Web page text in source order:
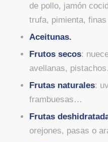
de pollo, jamón
trufa, pimienta,
Aceitunas.
Frutos secos:
avellanas,
Frutas naturales:
frambuesas…
Frutas
orejones, pasas o